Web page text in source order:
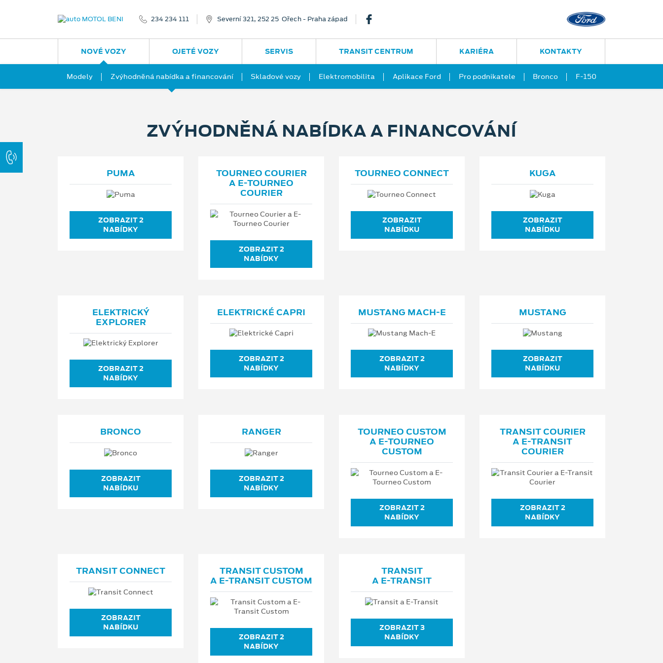
234 234 111 Severní 321, 252 25 Ořech - Praha západ
NOVÉ VOZY
Modely Zvýhodněná nabídka a financování Skladové vozy Elektromobilita Aplikace Ford Pro podnikatele Bronco F-150
OJETÉ VOZY SERVIS TRANSIT CENTRUM KARIÉRA KONTAKTY
ZVÝHODNĚNÁ NABÍDKA A FINANCOVÁNÍ
PUMA
ZOBRAZIT 2
NABÍDKY
TOURNEO COURIER
A E⁠-⁠TOURNEO
COURIER
ZOBRAZIT 2
NABÍDKY
TOURNEO CONNECT
ZOBRAZIT
NABÍDKU
KUGA
ZOBRAZIT
NABÍDKU
ELEKTRICKÝ
EXPLORER
ZOBRAZIT 2
NABÍDKY
ELEKTRICKÉ CAPRI
ZOBRAZIT 2
NABÍDKY
MUSTANG MACH⁠-⁠E
ZOBRAZIT 2
NABÍDKY
MUSTANG
ZOBRAZIT
NABÍDKU
BRONCO
ZOBRAZIT
NABÍDKU
RANGER
ZOBRAZIT 2
NABÍDKY
TOURNEO CUSTOM
A E⁠-⁠TOURNEO
CUSTOM
ZOBRAZIT 2
NABÍDKY
TRANSIT COURIER
A E⁠-⁠TRANSIT
COURIER
ZOBRAZIT 2
NABÍDKY
TRANSIT CONNECT
ZOBRAZIT
NABÍDKU
TRANSIT CUSTOM
A E⁠-⁠TRANSIT CUSTOM
ZOBRAZIT 2
NABÍDKY
TRANSIT
A E⁠-⁠TRANSIT
ZOBRAZIT 3
NABÍDKY